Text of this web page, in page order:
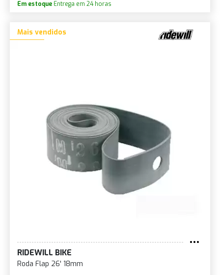
Em estoque Entrega em 24 horas
Mais vendidos
RIDEWILL BIKE
Roda Flap 26' 18mm